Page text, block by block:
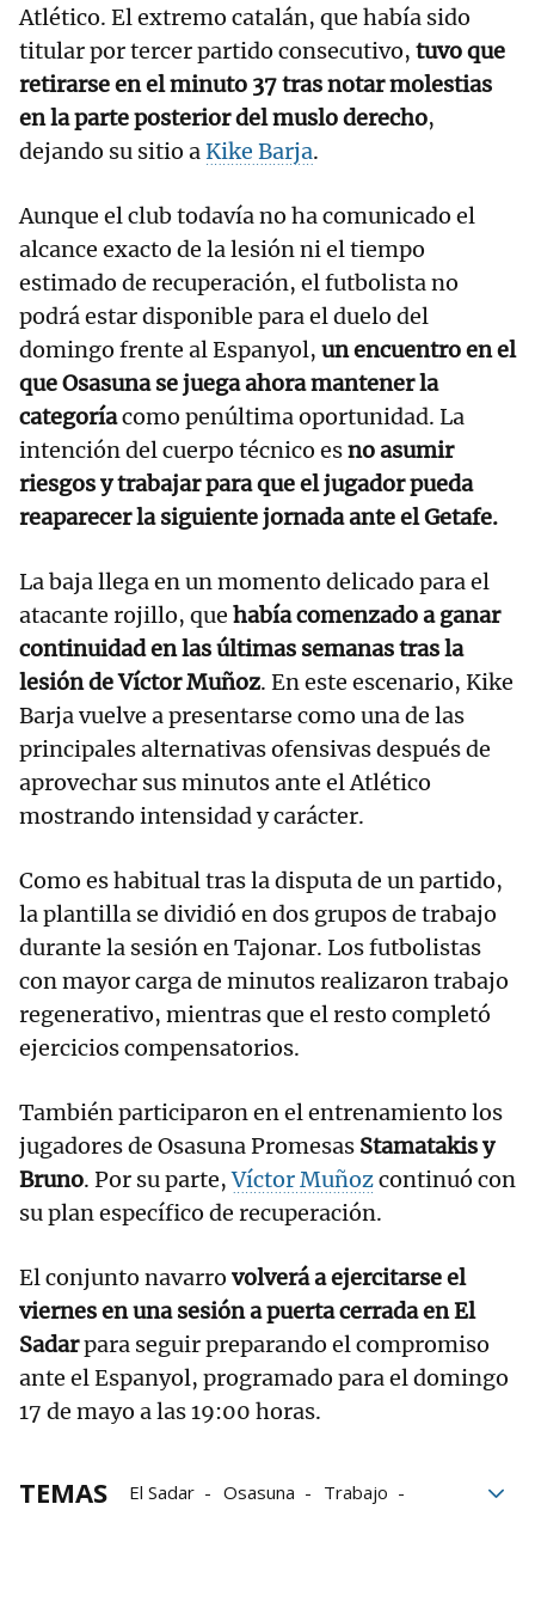
Atlético. El extremo catalán, que había sido
titular por tercer partido consecutivo, tuvo que
retirarse en el minuto 37 tras notar molestias
en la parte posterior del muslo derecho,
dejando su sitio aKike Barja.
Aunque el club todavía no ha comunicado el
alcance exacto de la lesión ni el tiempo
estimado de recuperación, el futbolista no
podrá estar disponible para el duelo del
domingo frente al Espanyol, un encuentro en el
que Osasuna se juega ahora mantener la
categoríacomo penúltima oportunidad. La
intención del cuerpo técnico esno asumir
riesgos y trabajar para que el jugador pueda
reaparecer la siguiente jornada ante el Getafe.
La baja llega en un momento delicado para el
atacante rojillo, que había comenzado a ganar
continuidad en las últimas semanas tras la
lesión de Víctor Muñoz. En este escenario, Kike
Barja vuelve a presentarse como una de las
principales alternativas ofensivas después de
aprovechar sus minutos ante el Atlético
mostrando intensidad y carácter.
Como es habitual tras la disputa de un partido,
la plantilla se dividió en dos grupos de trabajo
durante la sesión en Tajonar. Los futbolistas
con mayor carga de minutos realizaron trabajo
regenerativo, mientras que el resto completó
ejercicios compensatorios.
También participaron en el entrenamiento los
jugadores de Osasuna Promesas Stamatakis y
Bruno. Por su parte,Víctor Muñozcontinuó con
su plan específico de recuperación.
El conjunto navarro volverá a ejercitarse el
viernes en una sesión a puerta cerrada en El
Sadarpara seguir preparando el compromiso
ante el Espanyol, programado para el domingo
17 de mayo a las 19:00 horas.
TEMAS El Sadar Osasuna
Trabajo